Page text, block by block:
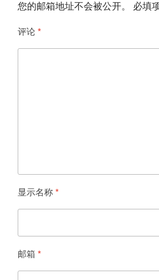
您的邮箱地址不会被公开。 必填
评论*
显示名称*
邮箱 *